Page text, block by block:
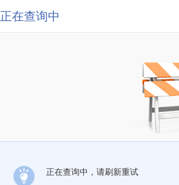
正在查询中
正在查询中，请刷新重试